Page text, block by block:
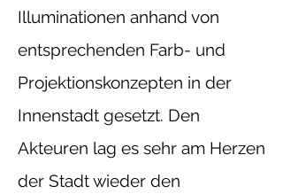
Illuminationen anhand von
entsprechenden Farb- und
Projektionskonzepten in der
Innenstadt gesetzt. Den
Akteuren lag es sehr am Herzen
der Stadt wieder den